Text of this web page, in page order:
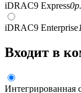
iDRAC9 Express0р.
iDRAC9 Enterprise
Входит в
Интегрированная